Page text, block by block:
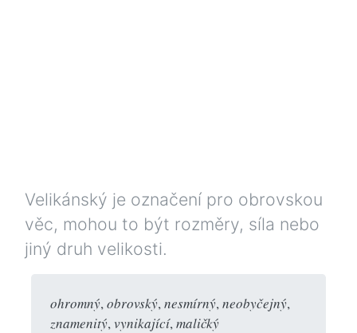
Velikánský je označení pro obrovskou
věc, mohou to být rozměry, síla nebo
jiný druh velikosti.
ohromný,obrovský,nesmírný,neobyčejný,
znamenitý,vynikající,maličký